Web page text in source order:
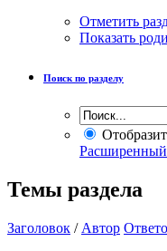
Отметить
Показать
Поиск по разделу
Темы раздела
Заголовок / Автор